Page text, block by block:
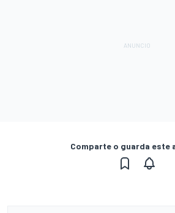
Comparte o guarda este